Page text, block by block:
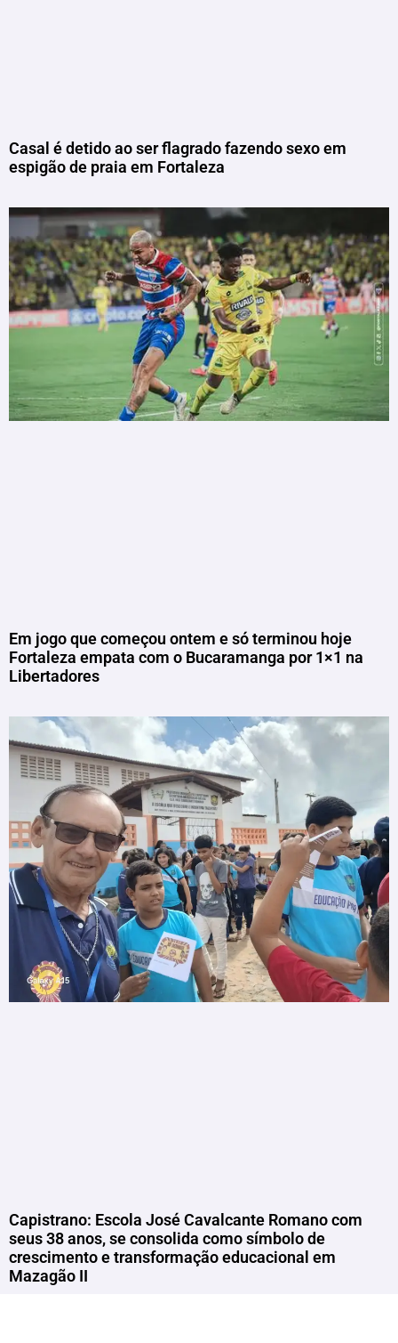
Casal é detido ao ser flagrado fazendo sexo em
espigão de praia em Fortaleza
Em jogo que começou ontem e só terminou hoje
Fortaleza empata com o Bucaramanga por 1×1 na
Libertadores
Capistrano: Escola José Cavalcante Romano com
seus 38 anos, se consolida como símbolo de
crescimento e transformação educacional em
Mazagão II